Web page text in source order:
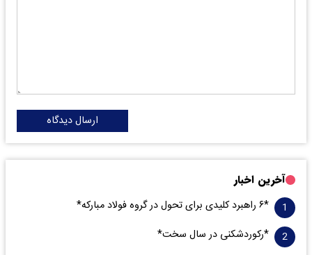
ارسال دیدگاه
آخرین اخبار
*۶ راهبرد کلیدی برای تحول در گروه فولاد مبارکه*
*رکوردشکنی در سال سخت*